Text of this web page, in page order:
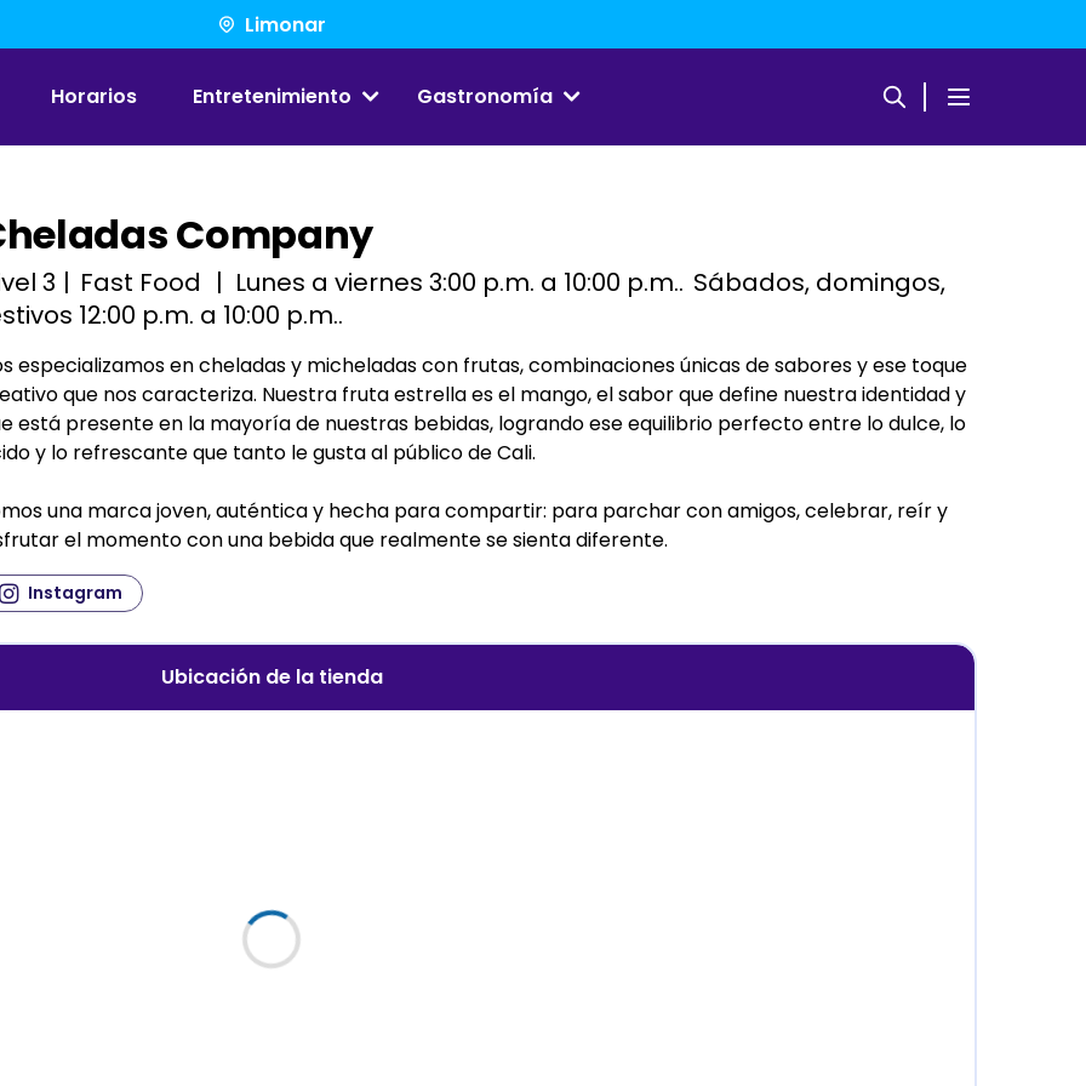
Limonar
Horarios Entretenimiento Gastronomía
Company
3 Fast Food Lunes a viernes 3:00 p.m. a 10:00 p.m. Sábados, domingos,
12:00 p.m. a 10:00 p.m.
especializamos en cheladas y micheladas con frutas, combinaciones únicas de sabores y ese toque
que nos caracteriza. Nuestra fruta estrella es el mango, el sabor que define nuestra identidad y
está presente en la mayoría de nuestras bebidas, logrando ese equilibrio perfecto entre lo dulce, lo
y lo refrescante que tanto le gusta al público de Cali.
una marca joven, auténtica y hecha para compartir: para parchar con amigos, celebrar, reír y
el momento con una bebida que realmente se sienta diferente.
Instagram
Ubicación de la tienda